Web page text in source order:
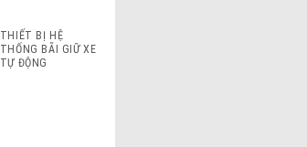
THIẾT BỊ HỆ
THỐNG BÃI GIỮ XE
TỰ ĐỘNG